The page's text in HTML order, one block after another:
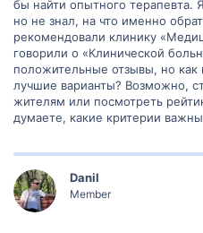
рекомендованных врачах
бы найти опытного терапевта.
но не знал, на что именно
рекомендовали клинику
говорили о «Клинической
положительные отзывы, но как
лучшие варианты? Возможно,
жителям или посмотреть
думаете, какие критерии
Danil
Member